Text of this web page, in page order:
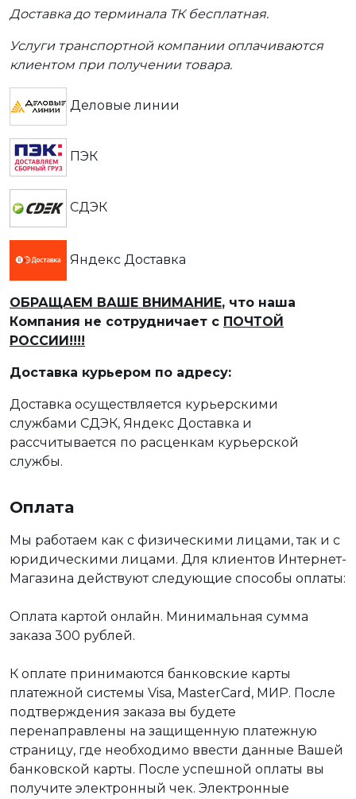
Доставка до терминала ТК бесплатная.
Услуги транспортной компании оплачиваются
клиентом при получении товара.
Деловые линии
ПЭК
СДЭК
Яндекс Доставка
ОБРАЩАЕМ ВАШЕ ВНИМАНИЕ, что наша
Компания не сотрудничает с ПОЧТОЙ
РОССИИ!!!!
Доставка курьером по адресу:
Доставка осуществляется курьерскими
службами СДЭК, Яндекс Доставка и
рассчитывается по расценкам курьерской
службы.
Оплата
Мы работаем как с физическими лицами, так и с
юридическими лицами. Для клиентов Интернет-
Магазина действуют следующие способы оплаты:
Оплата картой онлайн. Минимальная сумма
заказа 300 рублей.
К оплате принимаются банковские карты
платежной системы Visa, MasterCard, МИР. После
подтверждения заказа вы будете
перенаправлены на защищенную платежную
страницу, где необходимо ввести данные Вашей
банковской карты. После успешной оплаты вы
получите электронный чек. Электронные